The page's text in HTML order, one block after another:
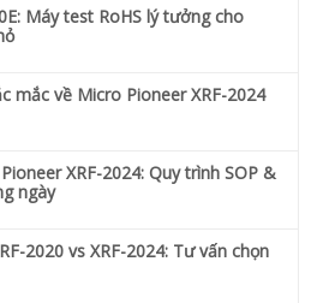
Máy test RoHS lý tưởng cho
mắc về Micro Pioneer XRF-2024
XRF-2024: Quy trình SOP &
ngày
2020 vs XRF-2024: Tư vấn chọn